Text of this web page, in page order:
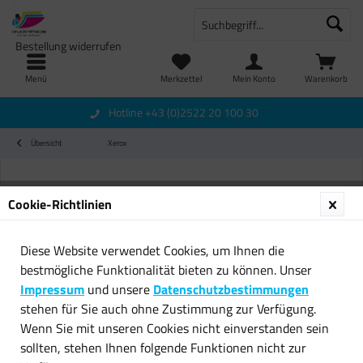
Menü Warenkorb
Merkzettel
Bestellung widerrufen
Mein Konto
Hotline +43 (0)2522 20 100 30
Übersicht Xerox
Cookie-Richtlinien
Diese Website verwendet Cookies, um Ihnen die
bestmögliche Funktionalität bieten zu können. Unser
Impressum und unsere Datenschutzbestimmungen
stehen für Sie auch ohne Zustimmung zur Verfügung.
Wenn Sie mit unseren Cookies nicht einverstanden sein
sollten, stehen Ihnen folgende Funktionen nicht zur